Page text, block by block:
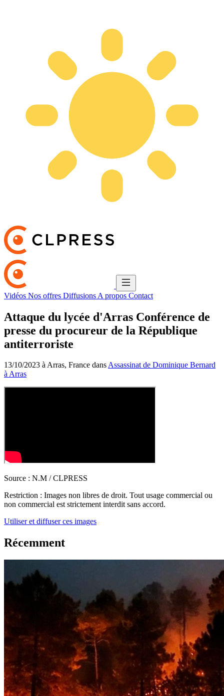
Vidéos Nos offres Diffusions A propos Contact
Attaque du lycée d'Arras Conférence de
presse du procureur de la République
antiterroriste
13/10/2023 à Arras, France dansAssassinat de Dominique Bernard
à Arras
Source : N.M / CLPRESS
Restriction : Images non libres de droit. Tout usage commercial ou
non commercial est strictement interdit sans accord.
Utiliser et diffuser ces images
Récemment